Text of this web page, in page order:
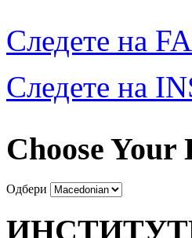
Следете на
Следете на
Choose Your
Одбери